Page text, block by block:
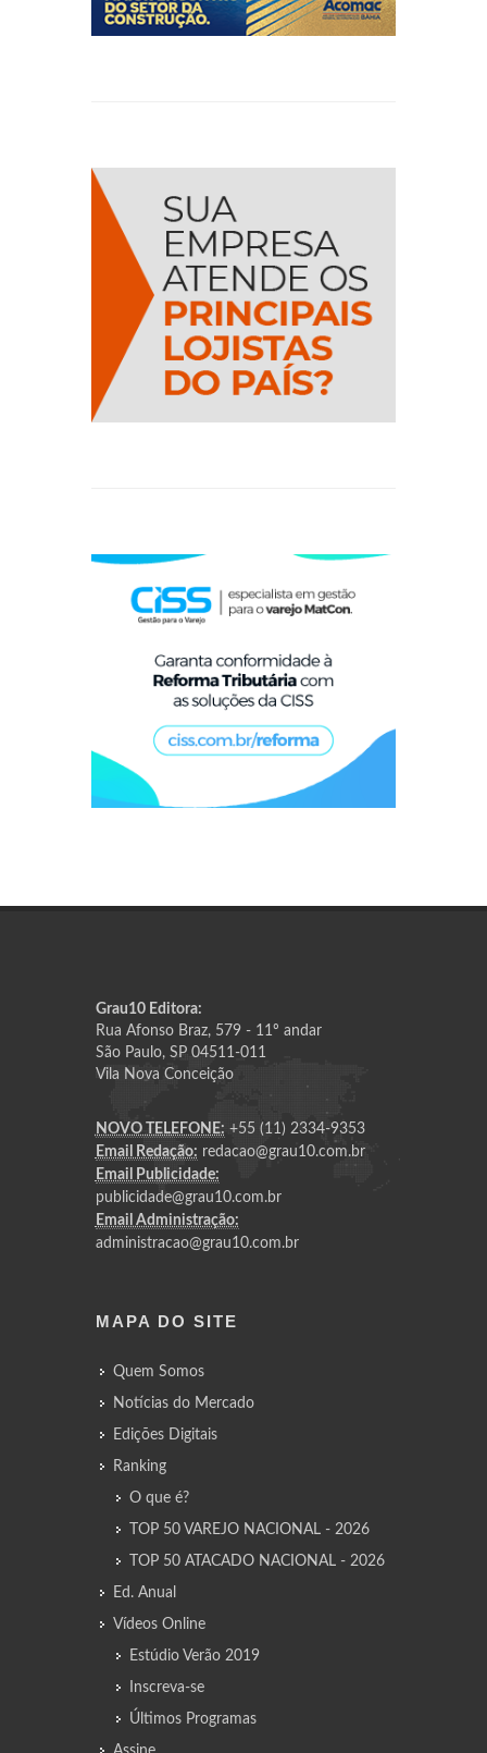
Grau10 Editora:
Rua Afonso Braz, 579 - 11º andar
São Paulo, SP 04511-011
Vila Nova Conceição
NOVO TELEFONE: +55 (11) 2334-9353
Email Redação: redacao@grau10.com.br
Email Publicidade:
publicidade@grau10.com.br
Email Administração:
administracao@grau10.com.br
MAPA DO SITE
Quem Somos
Notícias do Mercado
Edições Digitais
Ranking
O que é?
TOP 50 VAREJO NACIONAL - 2026
TOP 50 ATACADO NACIONAL - 2026
Ed. Anual
Vídeos Online
Estúdio Verão 2019
Inscreva-se
Últimos Programas